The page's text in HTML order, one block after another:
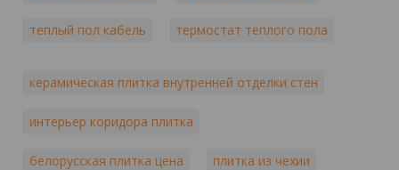
теплый пол кабель термостат теплого пола
керамическая плитка внутренней отделки стен
интерьер коридора плитка
белорусская плитка цена плитка из чехии